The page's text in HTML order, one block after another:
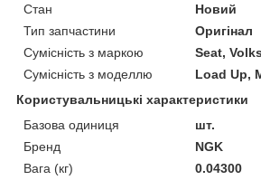
Стан
Новий
Тип запчастини
Оригінал
Сумісність з маркою
Seat,
Сумісність з моделлю
Load Up,
Користувальницькі характеристики
Базова одиниця
шт.
Бренд
NGK
Вага (кг)
0.04300